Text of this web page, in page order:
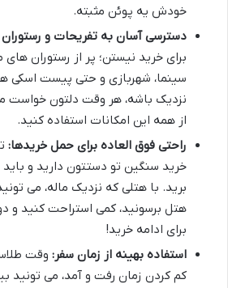
خودش یه پوئن مثبته.
دسترسی آسان به تفریحات و
برای خرید نیستن؛ پر از رستوران
سینما، شهربازی و حتی پیست اسکی
نزدیک باشه، هر وقت دلتون خواست
از همه این امکانات استفاده کنید.
راحتی فوق العاده برای حمل خریدها:
خرید سنگین تو دستتون دارید و
برید. با هتلی که نزدیک ماله، می
هتل برسونید، کمی استراحت کنید و
برای ادامه خرید!
استفاده بهینه از زمان سفر: وقت
کم کردن زمان رفت و آمد، می تونید